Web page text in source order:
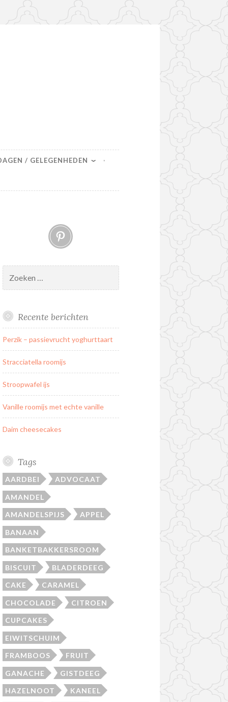
/ GELEGENHEDEN
Pinterest
naar:
Recente berichten
Perzik – passievrucht yoghurttaart
Stracciatella roomijs
Stroopwafel ijs
Vanille roomijs met echte vanille
Daim cheesecakes
Tags
AARDBEI ADVOCAAT
AMANDEL
AMANDELSPIJS APPEL
BANAAN
BANKETBAKKERSROOM
BISCUIT BLADERDEEG
CAKE CARAMEL
CHOCOLADE CITROEN
CUPCAKES
EIWITSCHUIM
FRAMBOOS FRUIT
GANACHE GISTDEEG
HAZELNOOT KANEEL